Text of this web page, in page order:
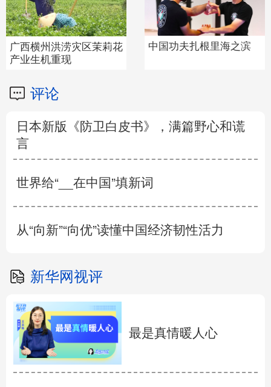
广西三江：民族风情引游
人
热游“汪曾祺” 冷品“秦少
评论
日本新版《防卫白皮书》，满篇野心和谎
言
世界给“__在中国”填新词
从“向新”“向优”读懂中国经济韧性活力
新华网视评
最是真情暖人心